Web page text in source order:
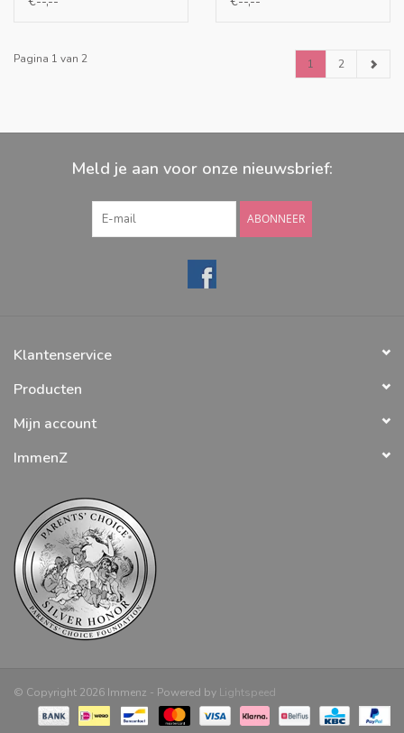
Pagina 1 van 2 1 2
Meld je aan voor onze nieuwsbrief:
ABONNEER
Klantenservice
Producten
Mijn account
ImmenZ
© Copyright 2026 Immenz - Powered by Lightspeed